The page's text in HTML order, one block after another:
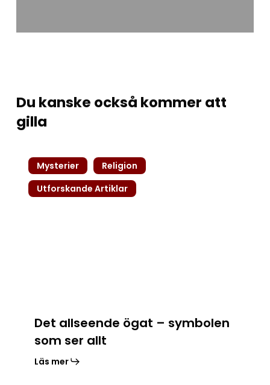
Du kanske också kommer att
gilla
allseende
ögat
Mysterier
Religion
Utforskande Artiklar
Det allseende ögat – symbolen
som ser allt
Läs mer